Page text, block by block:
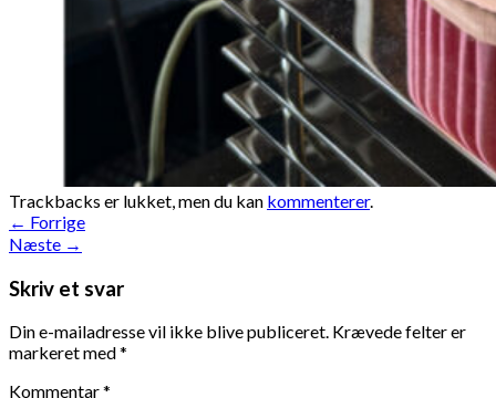
Trackbacks er lukket, men du kan kommenterer.
← Forrige
Næste →
Skriv et svar
Din e-mailadresse vil ikke blive publiceret. Krævede felter er
markeret med*
Kommentar*